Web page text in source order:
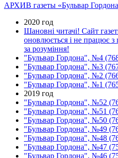
АРХИВ газеты «Бульвар
2020 год
Шановні читачі! Сайт
оновлюється і не працює
за розуміння!
"Бульвар Гордона", №4
"Бульвар Гордона", №3
"Бульвар Гордона", №2
"Бульвар Гордона", №1
2019 год
"Бульвар Гордона", №52
"Бульвар Гордона", №51
"Бульвар Гордона", №50
"Бульвар Гордона", №49
"Бульвар Гордона", №48
"Бульвар Гордона", №47
"Бульвар Гордона", №46